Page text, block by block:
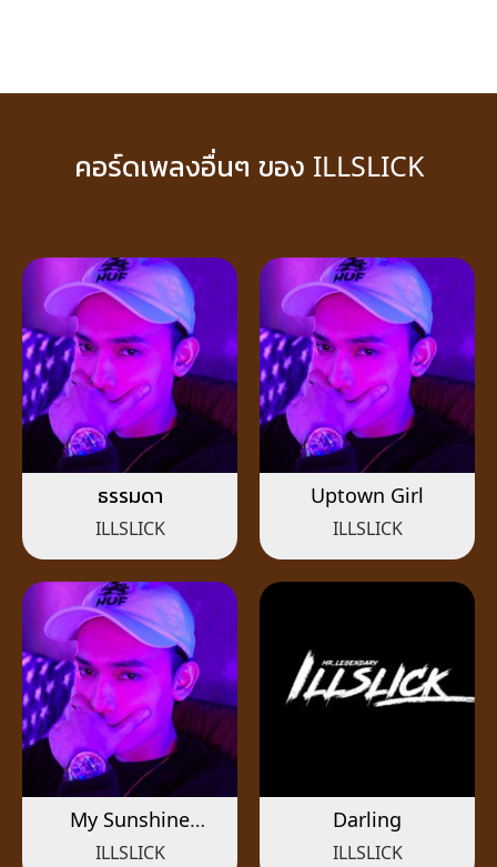
คอร์ดเพลงอื่นๆ ของ ILLSLICK
ธรรมดา
ILLSLICK
Uptown Girl
ILLSLICK
My Sunshine
(Acoustic)
ILLSLICK
Darling
ILLSLICK